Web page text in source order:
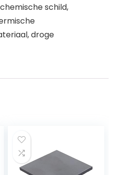
schild,
droge